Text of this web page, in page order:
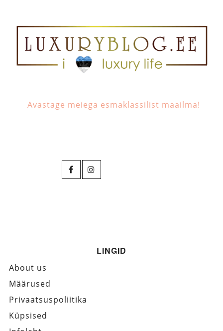
Avastage meiega esmaklassilist maailma!
LINGID
About us
Määrused
Privaatsuspoliitika
Küpsised